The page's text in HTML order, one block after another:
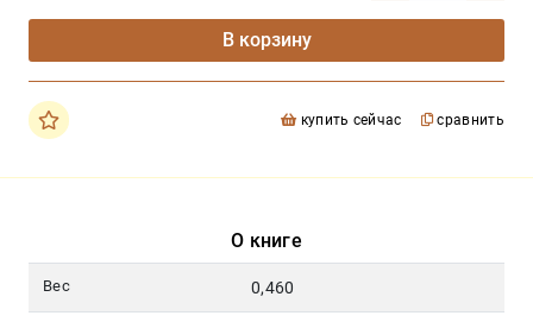
В корзину
купить сейчас сравнить
О книге
Вес 0,460